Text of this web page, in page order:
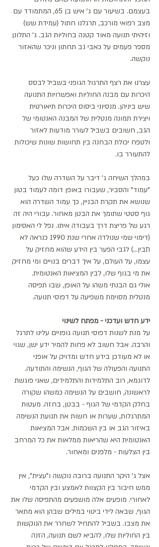
בעצמם. בשיעור עם ג' איש בן 65, המתמודד עם
מצב רפואי מורכב, תרגלנו חתול (עמידת שש)
וזיהיתי תנועה מאוד קטנה בחוליות הגב. ג' התלונן
מספר פעמים על כאבי גב תחתון וניכר שהאזור
נוקשה.
עצרנו את רצף התרגול הגופני בשביל לבסס
היכרות עם מבנה החוליות ואפשרויות התנועה
שיש ביניהן. מנסיוני ביסוס היכרות תיאורטית
ויצירת תמונה מנטלית של המבנה האנטומי של
הגב, חשובים בשביל לעורר מודעות לאזור
ולטפח יכולת הבחנה בין תחושות שונות שיכולות
להתעורר בו.
במהלך השיחה ג' דיבר על השדרה שלו כעל
"עמוד" והסביר, שעבורו באופן דומה לעמוד בטון
שנושא את תקרת הבניין, כך עמוד השדרה הוא
גוף סטטי שתומך את הבטן מאחור. עבורי היה זה
רגע של פריצת דרך בעבודה איתו. נפל לי האסימון
(דימוי שמי שנולדה אחרי שנת 1990 כנראה לא
תבין…) לגבי הפער בין הידע שהוא מחזיק על
עצמו, על העולם, על איך דברים בנויים ומי מחזיק
את מי בגוף שלו, לבין המציאות האנטומית.
אולי גם הבנתי משהו על האופן, שבו תפיסה
מנטלית מסוימת משפיעה על דפוסי תנועה.
ידע חדש ועדכני - מפתח לשינוי
על מנת לשנות דפוסי תנועה גופניים עלינו לתרגל
והרבה. אבל חשוב לא פחות להמיר ידע ישן, שגוי
או לא מעודכן בידע חדש ומדויק על אופני
התנועה והפעולה של הגוף, הנשימה והתודעה.
לדוגמא, רוב התלמידות והתלמידים, שאני פוגשת
לראשונה, חושבים על הנשימה כמשהו שקורה
בחלק הקדמי של הגוף - בבטן, בחזה. מעטות
המתרגלות, שערות או חשות את תנועת הנשימה
באיזור הגב או בין השכמות. אבל המציאות
האנטומית היא שהריאות ממלאות את כל המרחב
בין הצלעות - מלפנים ומאחור.
אצל ג' היקר התנועה ברובה נוקשה ו"עצית", אין
ממש חיבור בין הקצוות לאמצע ובין הקדמי
לאחורי. מופעים אלה מושפעים מהתפיסה שלו את
הגוף, שבאה לידי ביטוי במילים שבהן הוא מתאר
את מצבו. בשביל להתחיל לשחרר את הנוקשות
בין החוליות שלו, להביא לשם תנועה, הזנה